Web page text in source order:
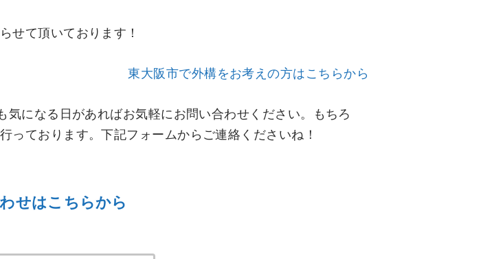
せて頂いております！
東大阪市で外構をお考えの方はこちらから
になる日があればお気軽にお問い合わせください。もちろ
ております。下記フォームからご連絡くださいね！
せはこちらから